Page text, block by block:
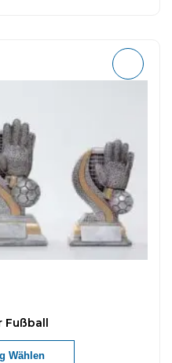
Fußball
Wählen